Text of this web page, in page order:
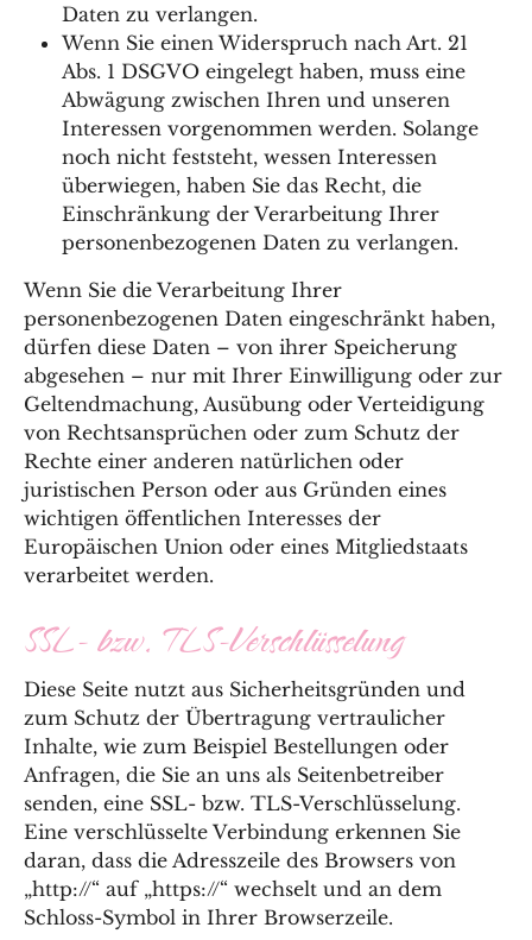
Daten zu verlangen.
Wenn Sie einen Widerspruch nach Art. 21
Abs. 1 DSGVO eingelegt haben, muss eine
Abwägung zwischen Ihren und unseren
Interessen vorgenommen werden. Solange
noch nicht feststeht, wessen Interessen
überwiegen, haben Sie das Recht, die
Einschränkung der Verarbeitung Ihrer
personenbezogenen Daten zu verlangen.
Wenn Sie die Verarbeitung Ihrer
personenbezogenen Daten eingeschränkt haben,
dürfen diese Daten – von ihrer Speicherung
abgesehen – nur mit Ihrer Einwilligung oder zur
Geltendmachung, Ausübung oder Verteidigung
von Rechtsansprüchen oder zum Schutz der
Rechte einer anderen natürlichen oder
juristischen Person oder aus Gründen eines
wichtigen öffentlichen Interesses der
Europäischen Union oder eines Mitgliedstaats
verarbeitet werden.
SSL- bzw. TLS-Verschlüsselung
Diese Seite nutzt aus Sicherheitsgründen und
zum Schutz der Übertragung vertraulicher
Inhalte, wie zum Beispiel Bestellungen oder
Anfragen, die Sie an uns als Seitenbetreiber
senden, eine SSL- bzw. TLS-Verschlüsselung.
Eine verschlüsselte Verbindung erkennen Sie
daran, dass die Adresszeile des Browsers von
„http://“ auf „https://“ wechselt und an dem
Schloss-Symbol in Ihrer Browserzeile.